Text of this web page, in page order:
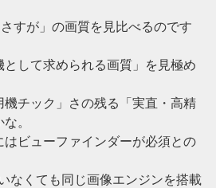
すが」の画質を見比べるのです
として求められる画質」を見極め
機チック」さの残る「実直・高精
。
はビューファインダーが必須との
なくても同じ画像エンジンを搭載